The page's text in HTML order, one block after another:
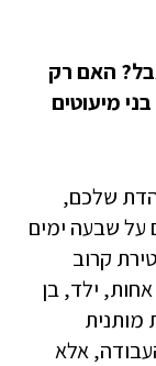
האם רק
מיעוטים
שלכם,
על שבעה ימים
קרוב
ילד, בן
מותנית
אלא